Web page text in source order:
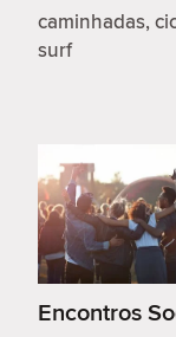
caminhadas,
surf
Encontros